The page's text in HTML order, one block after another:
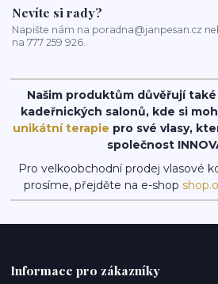
Nevíte si rady?
Napište nám na poradna@janpesan.cz
na 777 259 926.
Našim produktům důvěřují
kadeřnických salonů, kde si
unikátní terapie pro své vlasy,
společnost
Pro velkoobchodní prodej vlasové
prosíme, přejděte na e-shop
Informace pro zákazníky